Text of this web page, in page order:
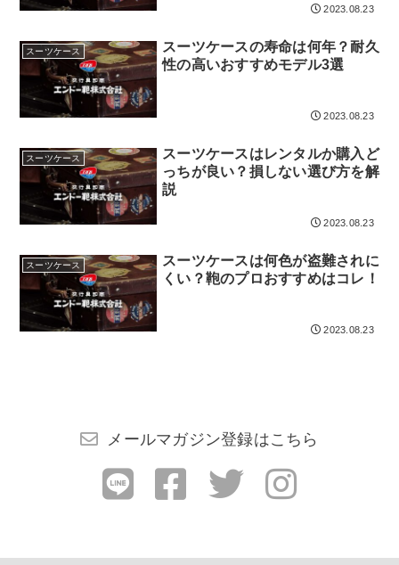
2023.08.23
スーツケース
スーツケースの寿命は何年？耐久
性の高いおすすめモデル3選
2023.08.23
スーツケース
スーツケースはレンタルか購入ど
っちが良い？損しない選び方を解
説
2023.08.23
スーツケース
スーツケースは何色が盗難されに
くい？鞄のプロおすすめはコレ！
2023.08.23
メールマガジン登録はこちら